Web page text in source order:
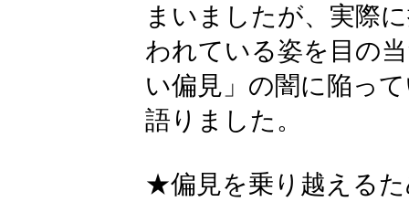
まいましたが、実際
われている姿を目の
い偏見」の闇に陥っ
語りました。
★偏見を乗り越える